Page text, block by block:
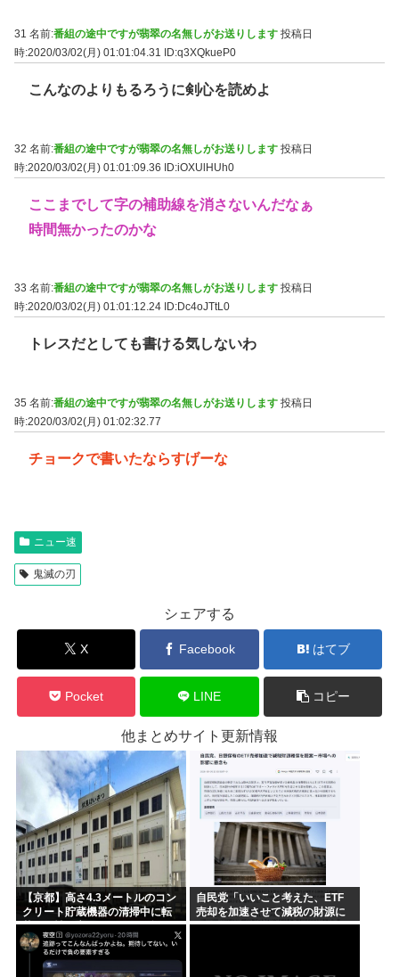
31 名前:番組の途中ですが翡翠の名無しがお送りします 投稿日
時:2020/03/02(月) 01:01:04.31
ID:q3XQkueP0
こんなのよりもるろうに剣心を読めよ
32 名前:番組の途中ですが翡翠の名無しがお送りします 投稿日
時:2020/03/02(月) 01:01:09.36 ID:iOXUlHUh0
ここまでして字の補助線を消さないんだなぁ
時間無かったのかな
33 名前:番組の途中ですが翡翠の名無しがお送りします 投稿日
時:2020/03/02(月) 01:01:12.24 ID:Dc4oJTtL0
トレスだとしても書ける気しないわ
35 名前:番組の途中ですが翡翠の名無しがお送りします 投稿日
時:2020/03/02(月) 01:02:32.77
チョークで書いたならすげーな
ニュー速
鬼滅の刃
シェアする
X Facebook はてブ
Pocket LINE コピー
他まとめサイト更新情報
【京都】高さ4.3メートルのコン
クリート貯蔵機器の清掃中に転
落し男性死亡、伏見区の工場
自民党「いいこと考えた、ETF
売却を加速させて減税の財源に
しよう」